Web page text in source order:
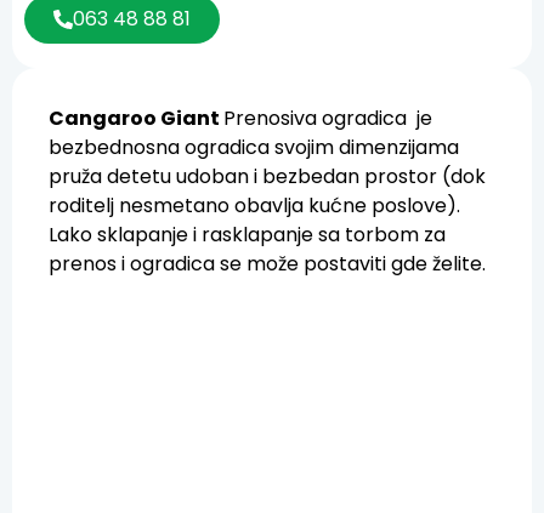
Cangaroo Giant Prenosiva ogradica je
bezbednosna ogradica svojim dimenzijama
pruža detetu udoban i bezbedan prostor (dok
roditelj nesmetano obavlja kućne poslove).
Lako sklapanje i rasklapanje sa torbom za
prenos i ogradica se može postaviti gde želite.
063 48 88 81